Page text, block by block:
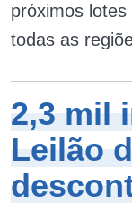
próximos
todas as
2,3 mil
Leilão